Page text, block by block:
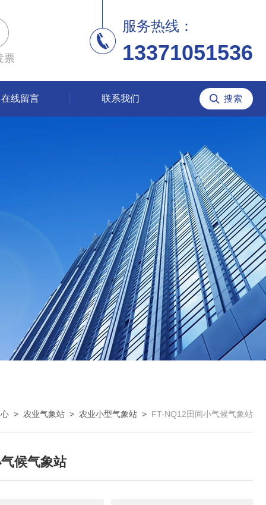
票
服务热线：
13371051536
在线留言 联系我们
> 农业气象站 > 农业小型气象站 > FT-NQ12田间小气候气象站
候气象站